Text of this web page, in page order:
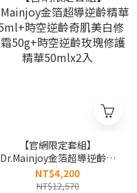
【官網限定套組】
Dr.Mainjoy金箔超導逆齡精
華55ml+時空逆齡奇肌美白
修護霜50g+時空逆齡玫瑰修
NT$4,200
NT$12,570